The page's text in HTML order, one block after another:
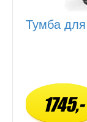
Тумба
1745,-